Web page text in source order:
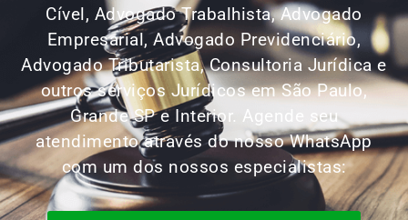
Cível, Advogado Trabalhista, Advogado
Empresarial, Advogado Previdenciário,
Advogado Tributarista, Consultoria Jurídica e
outros serviços Jurídicos em São Paulo,
Grande SP e Interior. Agende seu
atendimento através do nosso WhatsApp
com um dos nossos especialistas: